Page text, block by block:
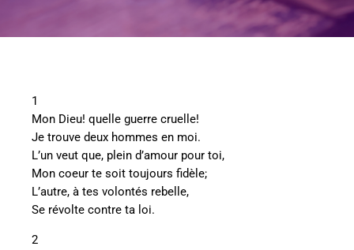
1
Mon Dieu! quelle guerre cruelle!
Je trouve deux hommes en moi.
L’un veut que, plein d’amour pour toi,
Mon coeur te soit toujours fidèle;
L’autre, à tes volontés rebelle,
Se révolte contre ta loi.
2